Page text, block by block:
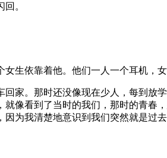
。
生依靠着他。他们一人一个耳机，
家。那时还没像现在少人，每到
像看到了当时的我们，那时的青
为我清楚地意识到我们突然就是